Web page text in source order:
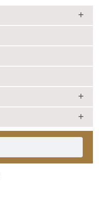
kỳ NHNN Việt Nam